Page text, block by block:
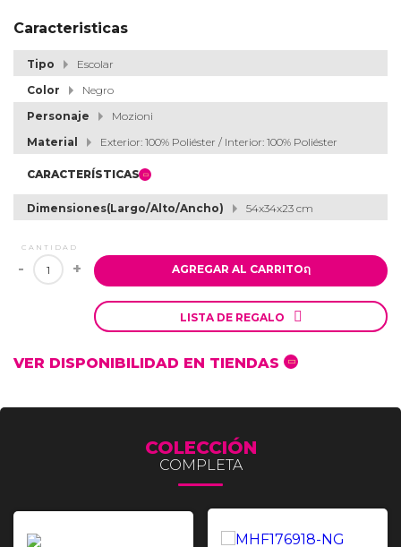
Caracteristicas
Tipo
Escolar
Color
Negro
Personaje
Mozioni
Material
Exterior: 100% Poliéster / Interior: 100% Poliéster
CARACTERÍSTICAS
Dimensiones(Largo/Alto/Ancho) 54x34x23 cm
CANTIDAD
- + AGREGAR AL CARRITOຐ
LISTA DE REGALO 
VER DISPONIBILIDAD EN TIENDAS
COLECCIÓN
COMPLETA